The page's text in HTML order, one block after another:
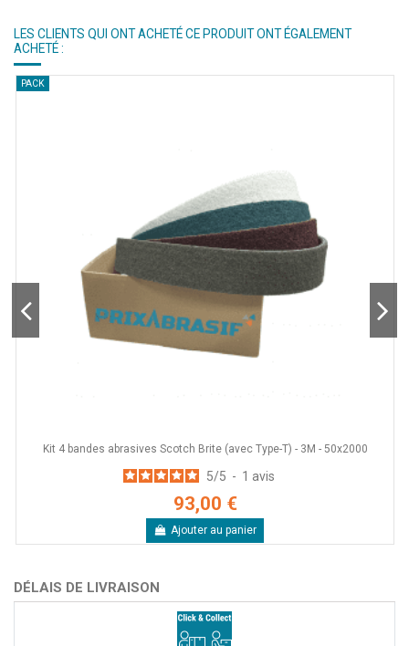
LES CLIENTS QUI ONT ACHETÉ CE PRODUIT ONT ÉGALEMENT
ACHETÉ :
PACK
Kit 4 bandes abrasives Scotch Brite (avec Type-T) - 3M - 50x2000
5/5 - 1 avis
93,00 €
Ajouter au panier
DÉLAIS DE LIVRAISON